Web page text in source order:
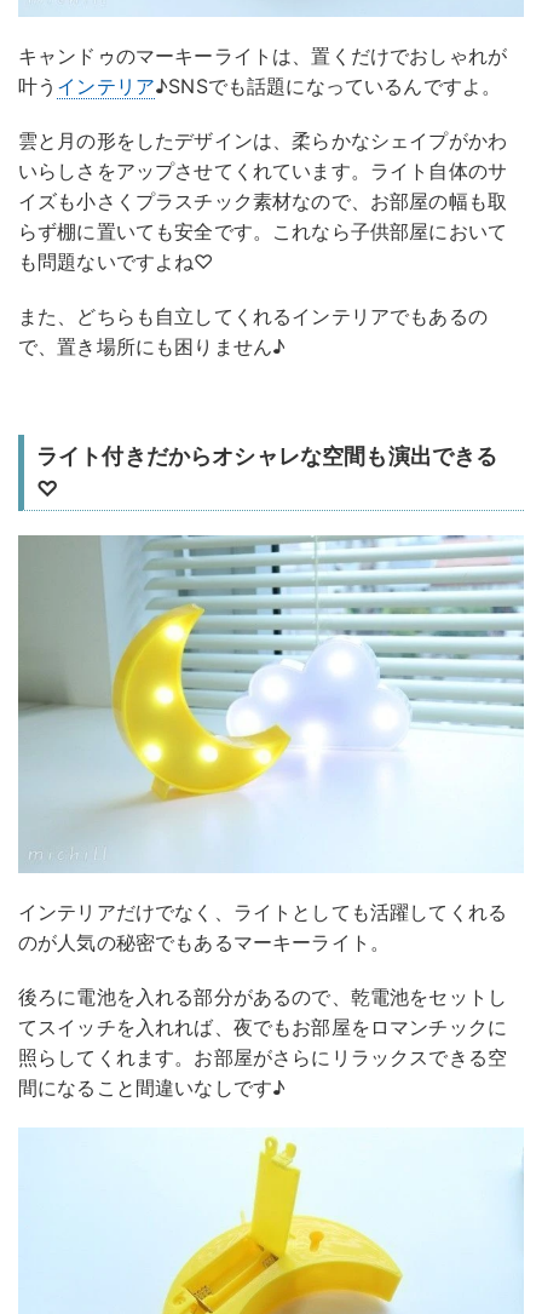
キャンドゥのマーキーライトは、置くだけでおしゃれが
叶う インテリア♪SNSでも話題になっているんですよ。
雲と月の形をしたデザインは、柔らかなシェイプがかわ
いらしさをアップさせてくれています。ライト自体のサ
イズも小さくプラスチック素材なので、お部屋の幅も取
らず棚に置いても安全です。これなら子供部屋において
も問題ないですよね♡
また、どちらも自立してくれるインテリアでもあるの
で、置き場所にも困りません♪
ライト付きだからオシャレな空間も演出できる
♡
インテリアだけでなく、ライトとしても活躍してくれる
のが人気の秘密でもあるマーキーライト。
後ろに電池を入れる部分があるので、乾電池をセットし
てスイッチを入れれば、夜でもお部屋をロマンチックに
照らしてくれます。お部屋がさらにリラックスできる空
間になること間違いなしです♪